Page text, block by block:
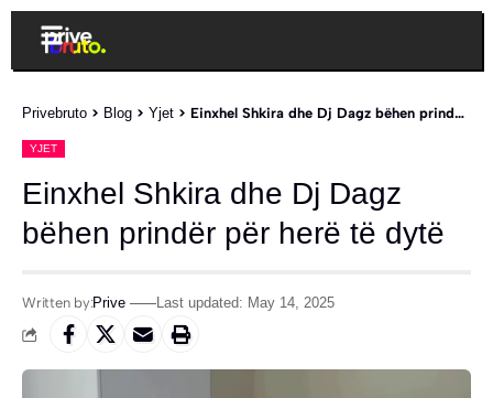
Privebruto > Blog > Yjet > Einxhel Shkira dhe Dj Dagz bëhen prindër për herë të dytë
YJET
Einxhel Shkira dhe Dj Dagz
bëhen prindër për herë të dytë
Written by:Prive Last updated: May 14, 2025